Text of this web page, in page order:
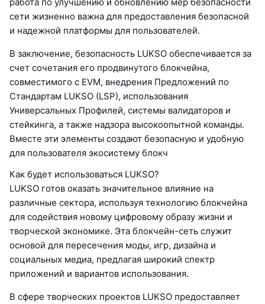
сети жизненно важна для предоставления безопасной
и надежной платформы для пользователей.
В заключение, безопасность LUKSO обеспечивается за
счет сочетания его продвинутого блокчейна,
совместимого с EVM, внедрения Предложений по
Стандартам LUKSO (LSP), использования
Универсальных Профилей, системы валидаторов и
стейкинга, а также надзора высокоопытной команды.
Вместе эти элементы создают безопасную и удобную
для пользователя экосистему блокч
Как будет использоваться LUKSO?
LUKSO готов оказать значительное влияние на
различные сектора, используя технологию блокчейна
для содействия новому цифровому образу жизни и
творческой экономике. Эта блокчейн-сеть служит
основой для пересечения моды, игр, дизайна и
социальных медиа, предлагая широкий спектр
приложений и вариантов использования.
В сфере творческих проектов LUKSO предоставляет